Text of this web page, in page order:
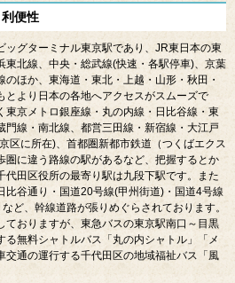
便性
グターミナル東京駅であり、 JR東日本の東
東北線、中央・総武線(快速・各駅停車)、京葉
ほか、東海道・東北・上越・山形・秋田・
とより日本の各地へアクセスがスムーズで
東京メトロ銀座線・丸の内線・日比谷線・東
門線・南北線、都営三田線・新宿線・大江戸
区に所在)、首都圏新都市鉄道（つくばエクス
圏に違う路線の駅があるなど、把握するとか
代田区役所の最寄り駅は九段下駅です。また
比谷通り・国道20号線(甲州街道) ・国道4号線
ど、幹線道路が張りめぐらされております。
ておりますが、東急バスの東京駅南口～目黒
無料シャトルバス「丸の内シャトル」「メ
交通の運行する千代田区の地域福祉バス「風